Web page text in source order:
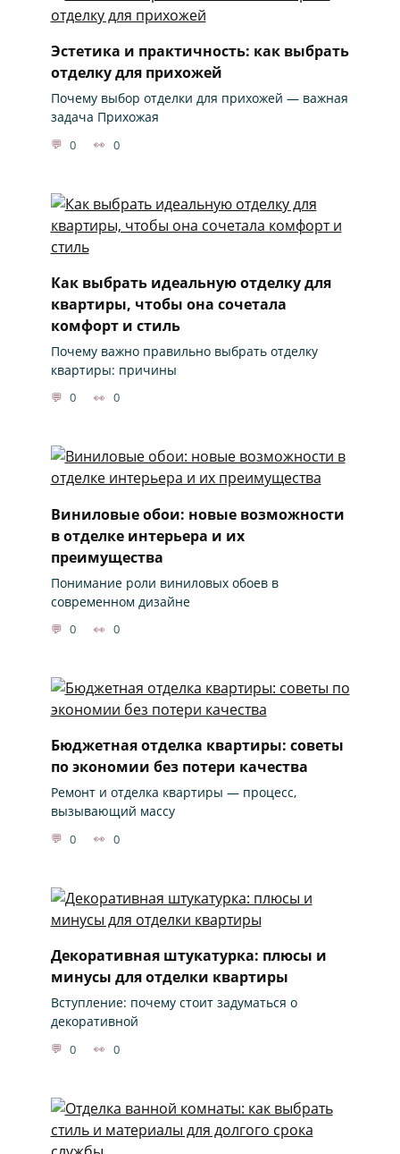
Эстетика и практичность: как выбрать
отделку для прихожей
Почему выбор отделки для прихожей — важная
задача Прихожая
0 0
Как выбрать идеальную отделку для
квартиры, чтобы она сочетала
комфорт и стиль
Почему важно правильно выбрать отделку
квартиры: причины
0 0
Виниловые обои: новые возможности
в отделке интерьера и их
преимущества
Понимание роли виниловых обоев в
современном дизайне
0 0
Бюджетная отделка квартиры: советы
по экономии без потери качества
Ремонт и отделка квартиры — процесс,
вызывающий массу
0 0
Декоративная штукатурка: плюсы и
минусы для отделки квартиры
Вступление: почему стоит задуматься о
декоративной
0 0